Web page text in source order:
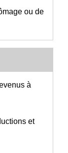
ou de
à
et